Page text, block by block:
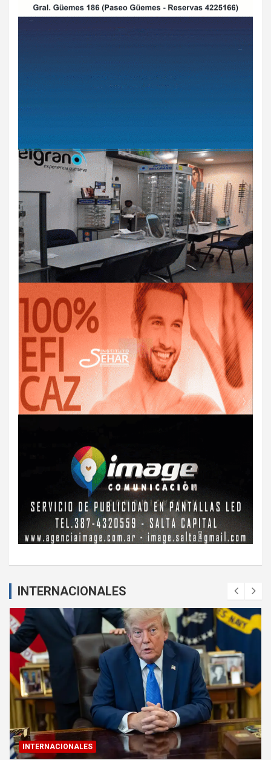
INTERNACIONALES
INTERNACIONALES